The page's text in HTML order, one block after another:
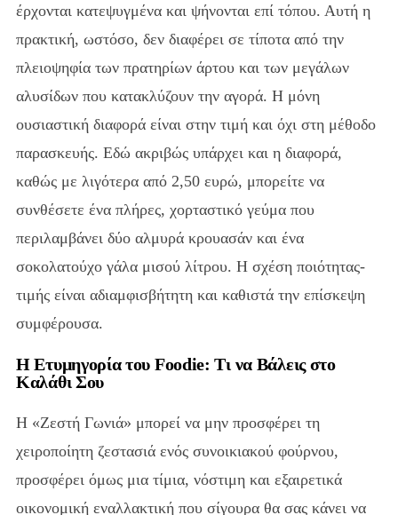
έρχονται κατεψυγμένα και ψήνονται επί τόπου. Αυτή η
πρακτική, ωστόσο, δεν διαφέρει σε τίποτα από την
πλειοψηφία των πρατηρίων άρτου και των μεγάλων
αλυσίδων που κατακλύζουν την αγορά. Η μόνη
ουσιαστική διαφορά είναι στην τιμή και όχι στη μέθοδο
παρασκευής. Εδώ ακριβώς υπάρχει και η διαφορά,
καθώς με λιγότερα από 2,50 ευρώ, μπορείτε να
συνθέσετε ένα πλήρες, χορταστικό γεύμα που
περιλαμβάνει δύο αλμυρά κρουασάν και ένα
σοκολατούχο γάλα μισού λίτρου. Η σχέση ποιότητας-
τιμής είναι αδιαμφισβήτητη και καθιστά την επίσκεψη
συμφέρουσα.
Η Ετυμηγορία του Foodie: Τι να Βάλεις στο
Καλάθι Σου
Η «Ζεστή Γωνιά» μπορεί να μην προσφέρει τη
χειροποίητη ζεστασιά ενός συνοικιακού φούρνου,
προσφέρει όμως μια τίμια, νόστιμη και εξαιρετικά
οικονομική εναλλακτική που σίγουρα θα σας κάνει να